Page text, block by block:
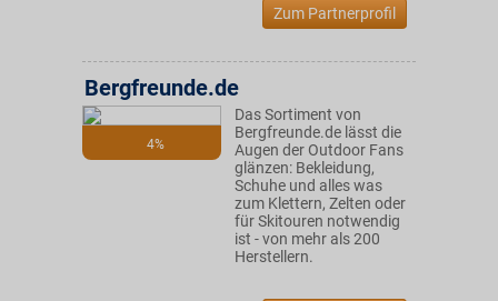
Zum Partnerprofil
4%
Bergfreunde.de
Das Sortiment von
Bergfreunde.de lässt die
Augen der Outdoor Fans
glänzen: Bekleidung,
Schuhe und alles was
zum Klettern, Zelten oder
für Skitouren notwendig
ist - von mehr als 200
Herstellern.